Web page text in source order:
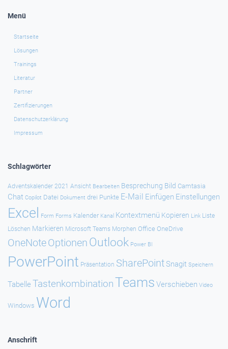
Menü
Startseite
Lösungen
Trainings
Literatur
Partner
Zertifizierungen
Datenschutzerklärung
Impressum
Schlagwörter
Adventskalender 2021 Ansicht Bearbeiten Besprechung Bild Camtasia
Chat Copilot Datei Dokument drei Punkte E-Mail Einfügen Einstellungen
Excel Form Forms Kalender Kanal Kontextmenü Kopieren Link Liste
Löschen Markieren Microsoft Teams Morphen Office OneDrive
OneNoteOptionen Outlook Power BI
PowerPoint Präsentation SharePointSnagit Speichern
Tabelle TastenkombinationTeams Verschieben Video
Windows Word
Anschrift